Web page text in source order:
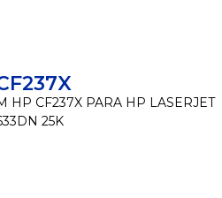
CF237X PARA HP LASERJET
25K